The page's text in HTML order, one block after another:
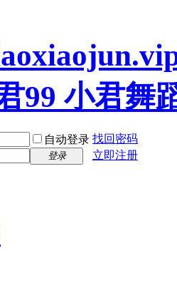
自动登录 找回密码
登录 立即注册